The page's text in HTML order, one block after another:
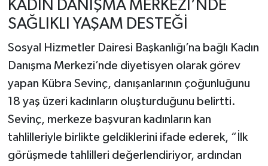
KADIN DANIŞMA MERKEZİ’NDE
SAĞLIKLI YAŞAM DESTEĞİ
Sosyal Hizmetler Dairesi Başkanlığı’na bağlı Kadın
Danışma Merkezi’nde diyetisyen olarak görev
yapan Kübra Sevinç, danışanlarının çoğunluğunu
18 yaş üzeri kadınların oluşturduğunu belirtti.
Sevinç, merkeze başvuran kadınların kan
tahlilleriyle birlikte geldiklerini ifade ederek, “İlk
görüşmede tahlilleri değerlendiriyor, ardından